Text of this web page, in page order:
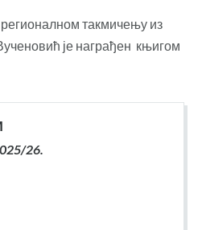
регионалном такмичењу из
је награђен књигом
26.